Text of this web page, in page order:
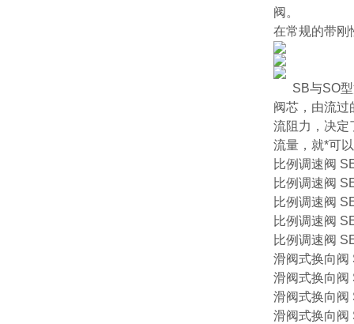
阀。
在常规的带刚
SB与SO
阀芯，由流过
流阻力，决定
流量，就*可
比例调速阀
比例调速阀
比例调速阀
比例调速阀
比例调速阀
滑阀式换向阀
滑阀式换向阀
滑阀式换向阀
滑阀式换向阀